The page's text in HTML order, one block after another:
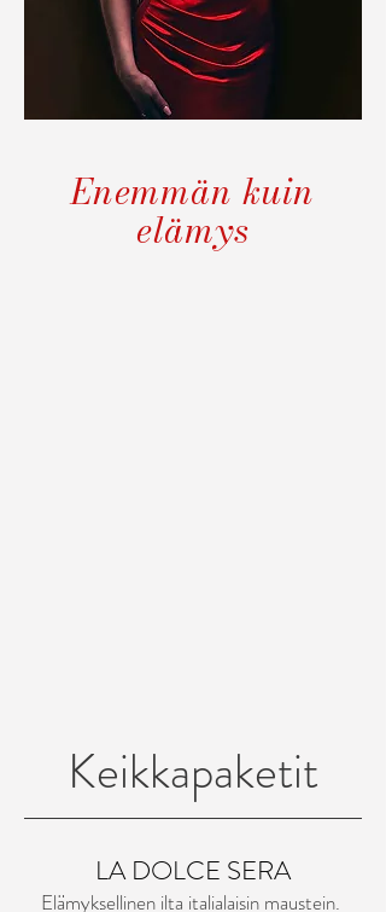
Enemmän kuin
elämys
Keikkapaketit
LA DOLCE SERA
Elämyksellinen ilta italialaisin maustein.